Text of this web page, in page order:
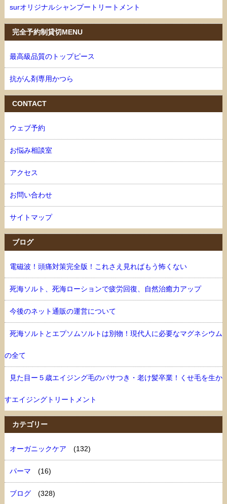
surオリジナルシャンプートリートメント
完全予約制貸切MENU
最高級品質のトップピース
抗がん剤専用かつら
CONTACT
ウェブ予約
お悩み相談室
アクセス
お問い合わせ
サイトマップ
ブログ
電磁波！頭痛対策完全版！これさえ見ればもう怖くない
死海ソルト、死海ローションで疲労回復、自然治癒力アップ
今後のネット通販の運営について
死海ソルトとエプソムソルトは別物！現代人に必要なマグネシウム
の全て
見た目ー５歳エイジング毛のパサつき・老け髪卒業！くせ毛を生か
すエイジングトリートメント
カテゴリー
オーガニックケア (132)
パーマ (16)
ブログ (328)